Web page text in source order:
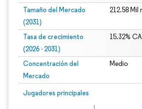
Tamaño del Mercado
(2031)
212.58 Mil
Tasa de crecimiento
(2026 - 2031)
15.32%
Concentración del
Mercado
Medio
Jugadores principales
Imagen © Mordor Intelligence. El uso requiere